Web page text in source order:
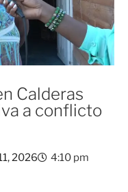
Calderas
a conflicto
2026 4:10 pm